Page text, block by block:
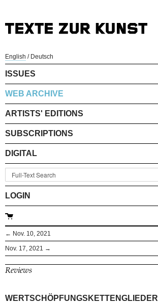
English / Deutsch
ISSUES
WEB ARCHIVE
ARTISTS' EDITIONS
SUBSCRIPTIONS
DIGITAL
LOGIN
← Nov. 10, 2021
Nov. 17, 2021 →
Reviews
WERTSCHÖPFUNGSKETTENGLIEDER